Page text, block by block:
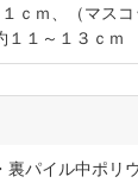
ｃｍ、（マスコ
１１～１３ｃｍ
パイル中ポリ